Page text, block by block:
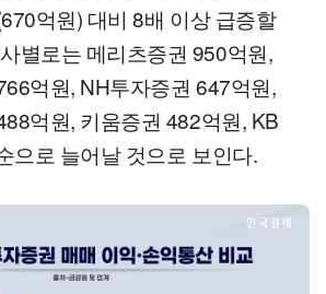
억원) 대비 8배 이상 급증할
별로는 메리츠증권 950억원,
억원, NH투자증권 647억원,
억원, 키움증권 482억원, KB
으로 늘어날 것으로 보인다.